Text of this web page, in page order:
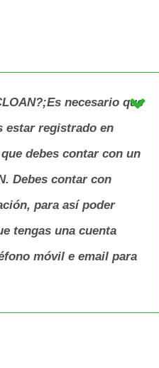
necesario que
estar registrado en
debes contar con un
Debes contar con
para así poder
tengas una cuenta
móvil e email para